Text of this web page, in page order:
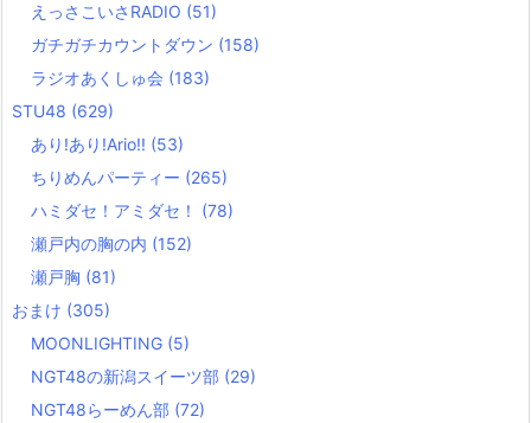
えっさこいさRADIO (51)
ガチガチカウントダウン (158)
ラジオあくしゅ会 (183)
STU48 (629)
あり!あり!Ario!! (53)
ちりめんパーティー (265)
ハミダセ！アミダセ！ (78)
瀬戸内の胸の内 (152)
瀬戸胸 (81)
おまけ (305)
MOONLIGHTING (5)
NGT48の新潟スイーツ部 (29)
NGT48らーめん部 (72)